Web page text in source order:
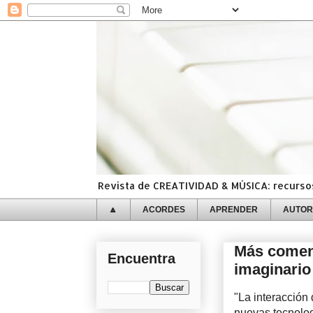
Revista de CREATIVIDAD & MÚSICA:
🔼 ACORDES APRENDER AUTOR
Más
"La interacción
Encuentra